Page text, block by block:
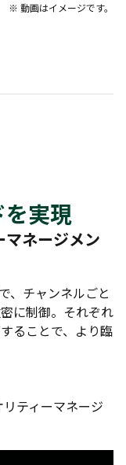
※ 動画はイメージです。
実現
マネージメン
、チャンネルごと
に制御。それぞれ
ることで、より臨
ティーマネージ